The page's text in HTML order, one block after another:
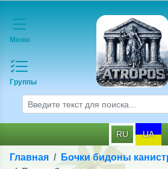
Меню
Группы
RU UA
Главная
Бочки бидоны